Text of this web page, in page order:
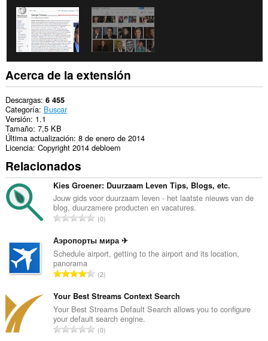
Acerca de la extensión
Descargas 6 455
Categoría Buscar
Versión 1.1
Tamaño 7,5 KB
Última actualización 8 de enero de 2014
Licencia Copyright 2014 debloem
Relacionados
Kies Groener: Duurzaam Leven Tips, Blogs, etc.
Jouw gids voor duurzaam leven - het laatste nieuws van de
blog, duurzamere producten en vacatures.
N
m
e
o
o
t
a
0
Аэропорты мира ✈
Schedule airport, getting to the airport and its location,
panorama
N
m
e
r
o
2
Your Best Streams Context Search
Your Best Streams Default Search allows you to configure
your default search engine.
N0